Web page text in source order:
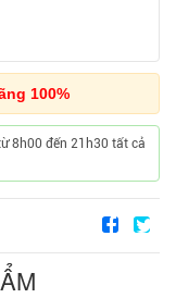
100%
8h00 đến 21h30 tất cả